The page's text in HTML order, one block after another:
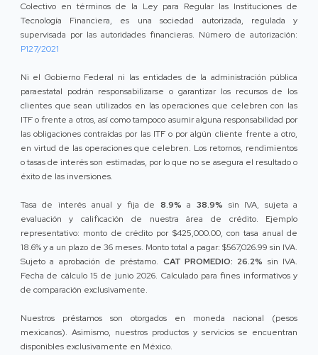
Colectivo en términos de la Ley para Regular las Instituciones de
Tecnología Financiera, es una sociedad autorizada, regulada y
supervisada por las autoridades financieras. Número de autorización:
P127/2021
Ni el Gobierno Federal ni las entidades de la administración pública
paraestatal podrán responsabilizarse o garantizar los recursos de los
clientes que sean utilizados en las operaciones que celebren con las
ITF o frente a otros, así como tampoco asumir alguna responsabilidad por
las obligaciones contraídas por las ITF o por algún cliente frente a otro,
en virtud de las operaciones que celebren. Los retornos, rendimientos
o tasas de interés son estimadas, por lo que no se asegura el resultado o
éxito de las inversiones.
Tasa de interés anual y fija de 8.9% a 38.9% sin IVA, sujeta a
evaluación y calificación de nuestra área de crédito. Ejemplo
representativo: monto de crédito por $425,000.00, con tasa anual de
18.6% y a un plazo de 36 meses. Monto total a pagar: $567,026.99 sin IVA.
Sujeto a aprobación de préstamo. CAT PROMEDIO: 26.2% sin IVA.
Fecha de cálculo 15 de junio 2026. Calculado para fines informativos y
de comparación exclusivamente.
Nuestros préstamos son otorgados en moneda nacional (pesos
mexicanos). Asimismo, nuestros productos y servicios se encuentran
disponibles exclusivamente en México.